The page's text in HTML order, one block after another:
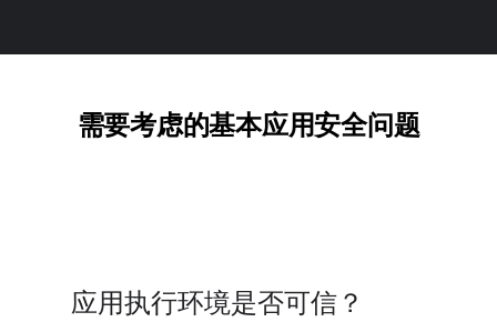
需要考虑的基本应用安全问题
应用执行环境是否可信？